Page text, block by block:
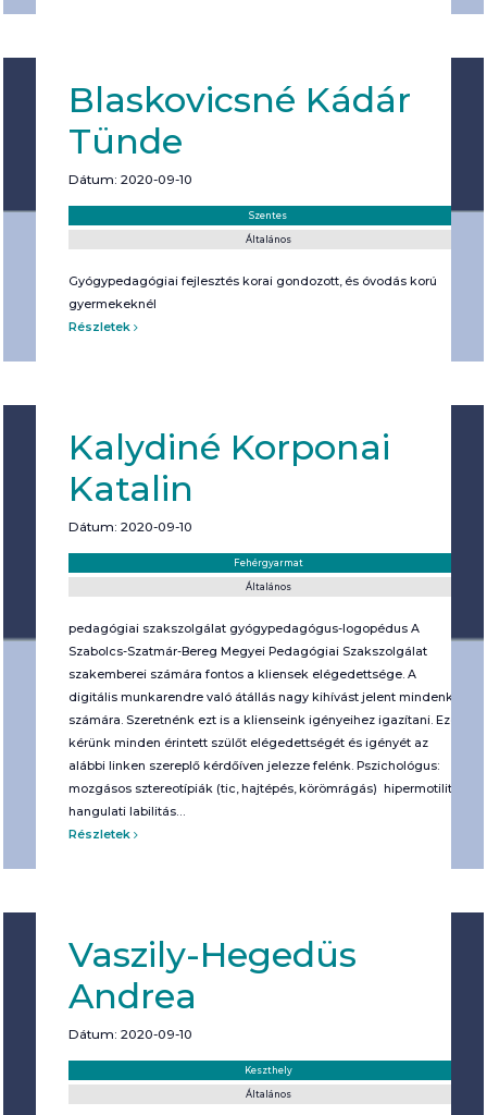
Blaskovicsné Kádár
Tünde
Dátum: 2020-09-10
Szentes
Általános
Gyógypedagógiai fejlesztés korai gondozott, és óvodás korú
gyermekeknél
Részletek
Kalydiné Korponai
Katalin
Dátum: 2020-09-10
Fehérgyarmat
Általános
pedagógiai szakszolgálat gyógypedagógus-logopédus A
Szabolcs-Szatmár-Bereg Megyei Pedagógiai Szakszolgálat
szakemberei számára fontos a kliensek elégedettsége. A
digitális munkarendre való átállás nagy kihívást jelent mindenki
számára. Szeretnénk ezt is a klienseink igényeihez igazítani. Ezért
kérünk minden érintett szülőt elégedettségét és igényét az
alábbi linken szereplő kérdőíven jelezze felénk. Pszichológus:
mozgásos sztereotípiák (tic, hajtépés, körömrágás) hipermotilitás
hangulati labilitás…
Részletek
Vaszily-Hegedüs
Andrea
Dátum: 2020-09-10
Keszthely
Általános